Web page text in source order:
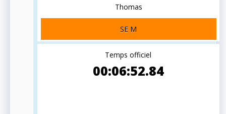
Thomas
SE M
Temps officiel
00:06:52.84